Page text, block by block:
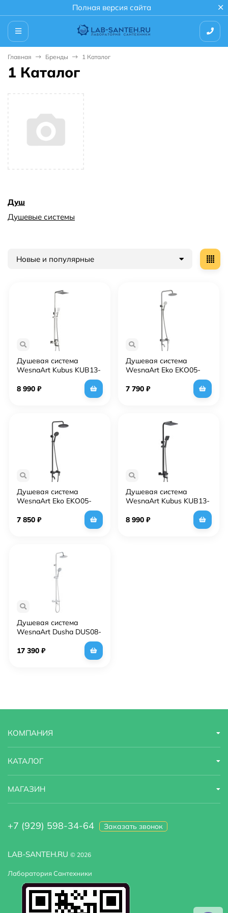
Полная версия сайта
Главная Бренды 1 Каталог
1 Каталог
Душ
Душевые системы
Новые и популярные
Душевая система
WesnaArt Kubus KUB13-
8 990 ₽
Душевая система
WesnaArt Eko EKO05-
7 790 ₽
Душевая система
WesnaArt Eko EKO05-
матовая
7 850 ₽
Душевая система
WesnaArt Kubus KUB13-
матовая
8 990 ₽
Душевая система
WesnaArt Dusha DUS08-
302 с термостатом Хром
17 390 ₽
LAB-SANTEH.RU © 2026
Лаборатория Сантехники
КОМПАНИЯ
КАТАЛОГ
МАГАЗИН
+7 (929) 598-34-64 Заказать звонок